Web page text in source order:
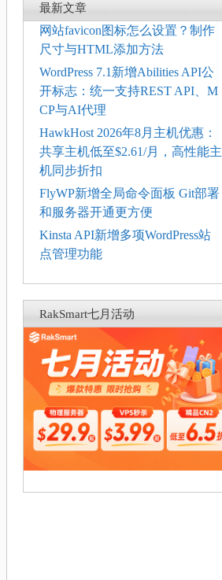
最新文章
网站favicon图标怎么设置？制作
尺寸与HTML添加方法
WordPress 7.1新增Abilities API公
开标志：统一支持REST API、M
CP与AI代理
HawkHost 2026年8月主机优惠：
共享主机低至$2.61/月，高性能主
机同步折扣
FlyWP新增全局命令面板 Git部署
和服务器开通更方便
Kinsta API新增多项WordPress站
点管理功能
RakSmart七月活动